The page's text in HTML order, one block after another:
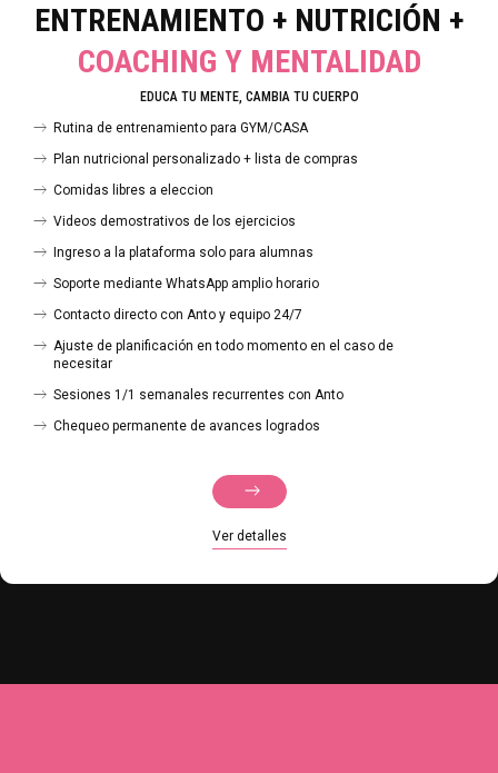
ENTRENAMIENTO + NUTRICIÓN +
COACHING Y MENTALIDAD
EDUCA TU MENTE, CAMBIA TU CUERPO
Rutina de entrenamiento para GYM/CASA
Plan nutricional personalizado + lista de compras
Comidas libres a eleccion
Videos demostrativos de los ejercicios
Ingreso a la plataforma solo para alumnas
Soporte mediante WhatsApp amplio horario
Contacto directo con Anto y equipo 24/7
Ajuste de planificación en todo momento en el caso de
necesitar
Sesiones 1/1 semanales recurrentes con Anto
Chequeo permanente de avances logrados
Ver detalles